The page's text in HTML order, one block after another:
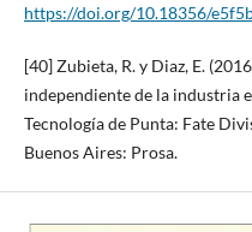
https://doi.org/10.18356/
[40] Zubieta, R. y Diaz, E.
independiente de la industria
Tecnología de Punta: Fate
Buenos Aires: Prosa.